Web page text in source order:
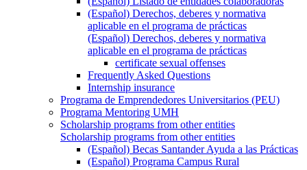
(Español) Derechos, deberes y normativa
aplicable en el programa de prácticas
(Español) Derechos, deberes y normativa
aplicable en el programa de prácticas
certificate sexual offenses
Frequently Asked Questions
Internship insurance
Programa de Emprendedores Universitarios (PEU)
Programa Mentoring UMH
Scholarship programs from other entities
Scholarship programs from other entities
(Español) Becas Santander Ayuda a las Prácticas
(Español) Programa Campus Rural